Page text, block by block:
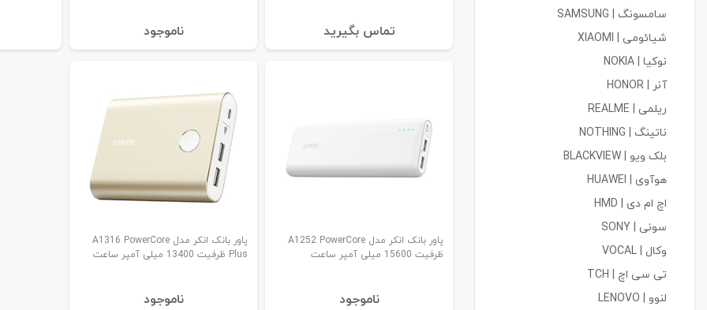
سامسونگ | SAMSUNG
شیائومی | XIAOMI
نوکیا | NOKIA
آنر | HONOR
ریلمی | REALME
ناتینگ | NOTHING
بلک ویو | BLACKVIEW
هوآوی | HUAWEI
اچ ام دی | HMD
سونی | SONY
وکال | VOCAL
تی سی اچ | TCH
لنوو | LENOVO
تماس بگیرید نا‌موجود
پاور بانک انکر مدل A1252 PowerCore
ظرفیت 15600 میلی آمپر ساعت
نا‌موجود
پاور بانک انکر مدل A1316 PowerCore
Plus ظرفیت 13400 میلی آمپر ساعت
نا‌موجود